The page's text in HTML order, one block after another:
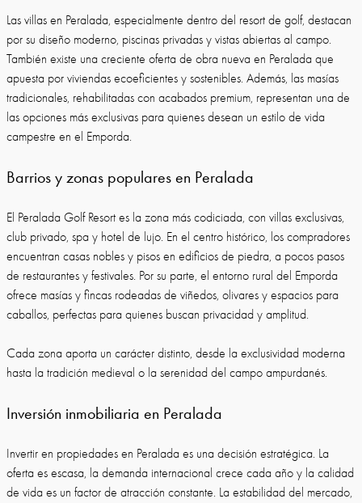
Las villas en Peralada, especialmente dentro del resort de golf, destacan
por su diseño moderno, piscinas privadas y vistas abiertas al campo.
También existe una creciente oferta de obra nueva en Peralada que
apuesta por viviendas ecoeficientes y sostenibles. Además, las masías
tradicionales, rehabilitadas con acabados premium, representan una de
las opciones más exclusivas para quienes desean un estilo de vida
campestre en el Emporda.
Barrios y zonas populares en Peralada
El Peralada Golf Resort es la zona más codiciada, con villas exclusivas,
club privado, spa y hotel de lujo. En el centro histórico, los compradores
encuentran casas nobles y pisos en edificios de piedra, a pocos pasos
de restaurantes y festivales. Por su parte, el entorno rural del Emporda
ofrece masías y fincas rodeadas de viñedos, olivares y espacios para
caballos, perfectas para quienes buscan privacidad y amplitud.
Cada zona aporta un carácter distinto, desde la exclusividad moderna
hasta la tradición medieval o la serenidad del campo ampurdanés.
Inversión inmobiliaria en Peralada
Invertir en propiedades en Peralada es una decisión estratégica. La
oferta es escasa, la demanda internacional crece cada año y la calidad
de vida es un factor de atracción constante. La estabilidad del mercado,